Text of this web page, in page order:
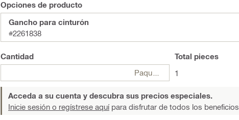
Opciones de producto
Gancho para cinturón
#2261838
Cantidad
Paquetes
Total pieces
1
Acceda a su cuenta y descubra sus precios especiales.
Inicie sesión o regístrese aquípara disfrutar de todos los beneficios.